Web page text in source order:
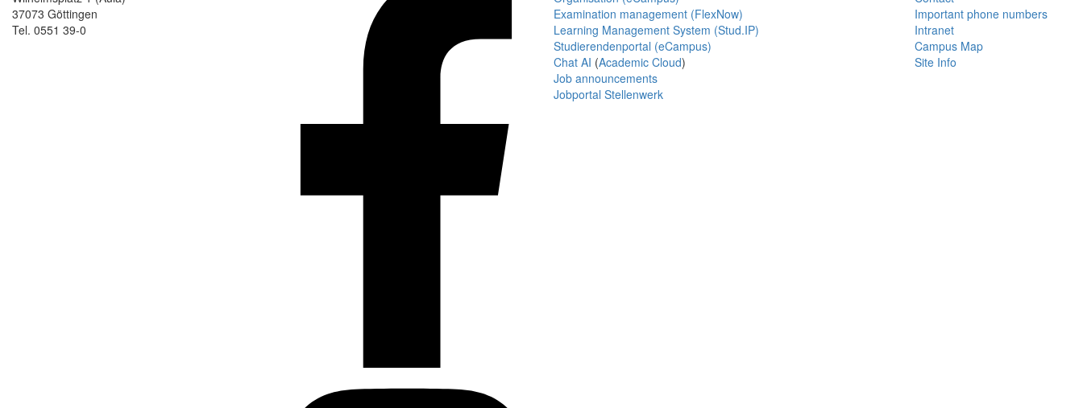
37073 Göttingen
Tel. 0551 39-0
Examination management (FlexNow)
Learning Management System (Stud.IP)
Studierendenportal (eCampus)
Chat AI (Academic Cloud)
Job announcements
Jobportal Stellenwerk
Important phone numbers
Intranet
Campus Map
Site Info